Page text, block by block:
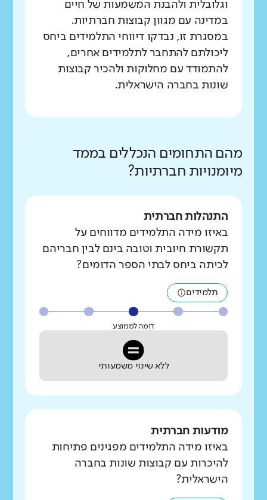
וגלובלית ולהבנת המשמעות של חיים
במדינה עם מגוון קבוצות חברתיות.
במסגרת זו, נבדקו דיווחי התלמידים ביחס
ליכולתם להתחבר לתלמידים אחרים,
להתמודד עם מחלוקות ולהכיר קבוצות
שונות בחברה הישראלית.
מהם התחומים הנכללים בממד
מיומנויות חברתיות?
התנהלות חברתית
באיזו מידה התלמידים מדווחים על
תקשורת חיובית וטובה בינם לבין חבריהם
לכיתה ביחס לבתי הספר הדומים?
תלמידים
דומה לממוצע
ללא שינוי משמעותי
מודעות חברתית
באיזו מידה התלמידים מפגינים פתיחות
להיכרות עם קבוצות שונות בחברה
הישראלית?